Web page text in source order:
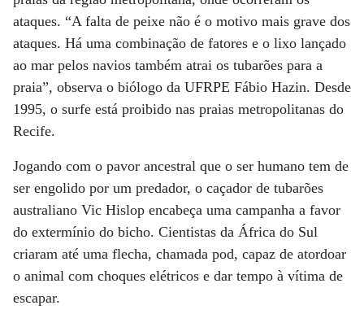
ataques. “A falta de peixe não é o motivo mais grave dos
ataques. Há uma combinação de fatores e o lixo lançado
ao mar pelos navios também atrai os tubarões para a
praia”, observa o biólogo da UFRPE Fábio Hazin. Desde
1995, o surfe está proibido nas praias metropolitanas do
Recife.
Jogando com o pavor ancestral que o ser humano tem de
ser engolido por um predador, o caçador de tubarões
australiano Vic Hislop encabeça uma campanha a favor
do extermínio do bicho. Cientistas da África do Sul
criaram até uma flecha, chamada pod, capaz de atordoar
o animal com choques elétricos e dar tempo à vítima de
escapar.